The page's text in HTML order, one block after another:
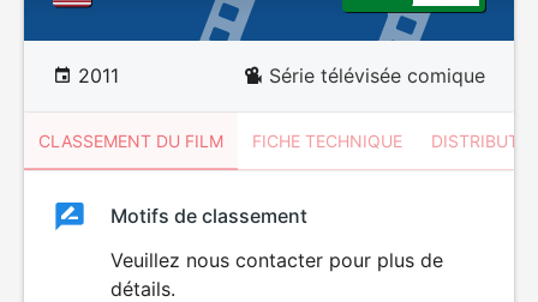
2011 Série télévisée comique
CLASSEMENT DU FILM FICHE TECHNIQUE
ClassementClassement
Motifs de classement
Veuillez nous contacter pour plus de
détails.